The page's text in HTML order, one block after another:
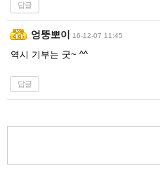
답글
엉뚱뽀이 16-12-07 11:45
역시 기부는 굿~ ^^
답글